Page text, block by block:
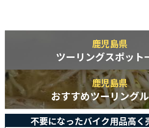
鹿児島県
ツーリングスポット
鹿児島県
おすすめツーリング
不要になったバイク用品高く